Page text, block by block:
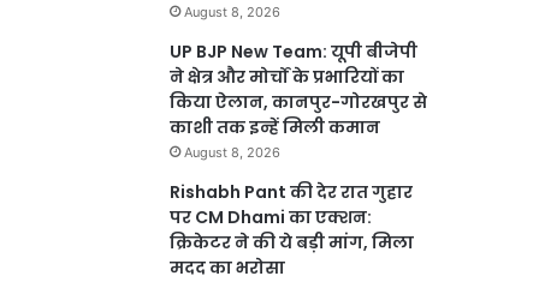
August 8, 2026
UP BJP New Team: यूपी बीजेपी
ने क्षेत्र और मोर्चों के प्रभारियों का
किया ऐलान, कानपुर-गोरखपुर से
काशी तक इन्हें मिली कमान
August 8, 2026
Rishabh Pant की देर रात गुहार
पर CM Dhami का एक्शन:
क्रिकेटर ने की ये बड़ी मांग, मिला
मदद का भरोसा